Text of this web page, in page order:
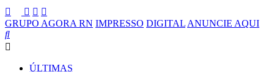
GRUPO AGORA RN IMPRESSO DIGITAL ANUNCIE AQUI
ÚLTIMAS